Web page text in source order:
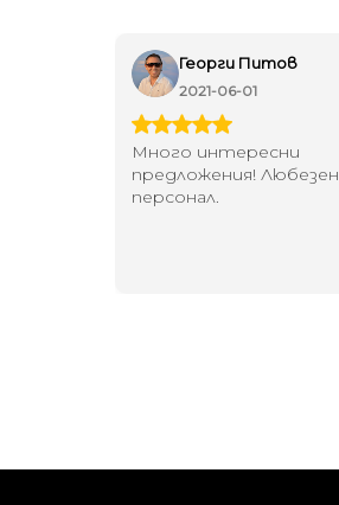
Георги Питов
2021-06-01
Много интересни
предложения! Любезен
персонал.